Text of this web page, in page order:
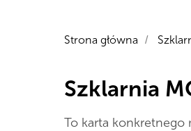
Strona główna /
Szklarnia
To karta